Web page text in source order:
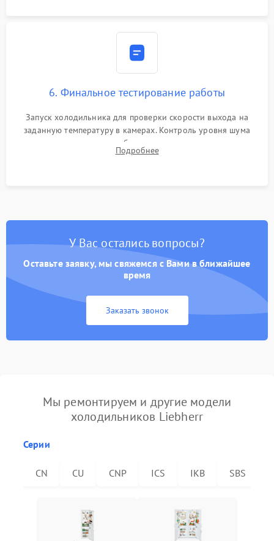
6. Финальное тестирование работы
Запуск холодильника для проверки скорости выхода на
заданную температуру в камерах. Контроль уровня шума
компрессора, отсутствия обмерзания стенок и корректного
срабатывания системы автоматической оттайки.
Подробнее
У Вас остались вопросы?
Оставьте заявку, мы свяжемся с Вами в ближайшее
время
Заказать звонок
Мы ремонтируем и другие модели
холодильников Liebherr
Серии
CN CU CNP ICS IKB SBS